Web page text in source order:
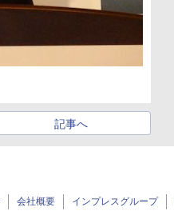
記事へ
会社概要 インプレスグループ